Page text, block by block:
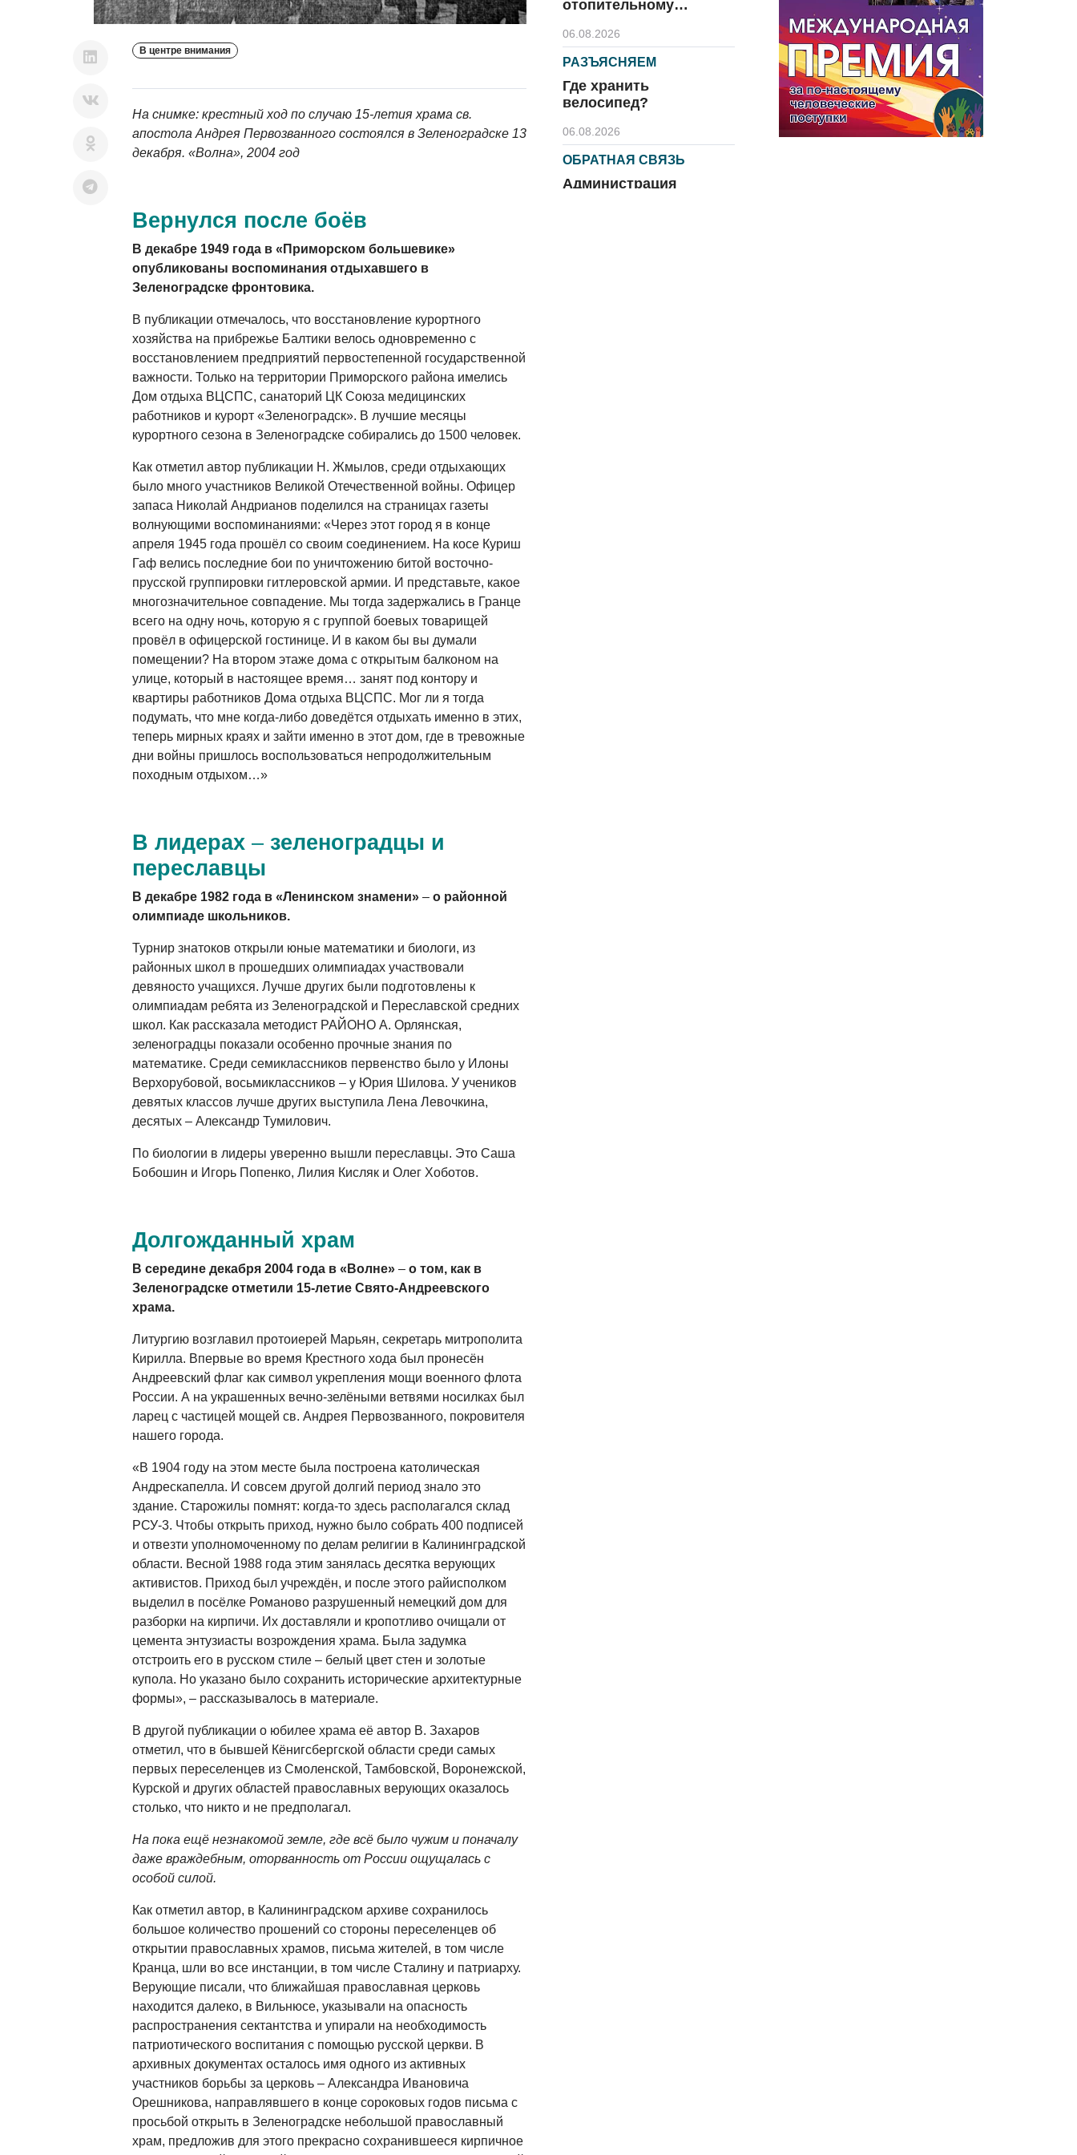
В центре внимания
На снимке: крестный ход по случаю 15-летия храма св.
апостола Андрея Первозванного состоялся в Зеленоградске 13
декабря. «Волна», 2004 год
Вернулся после боёв
В декабре 1949 года в «Приморском большевике»
опубликованы воспоминания отдыхавшего в
Зеленоградске фронтовика.
В публикации отмечалось, что восстановление курортного
хозяйства на прибрежье Балтики велось одновременно с
восстановлением предприятий первостепенной государственной
важности. Только на территории Приморского района имелись
Дом отдыха ВЦСПС, санаторий ЦК Союза медицинских
работников и курорт «Зеленоградск». В лучшие месяцы
курортного сезона в Зеленоградске собирались до 1500 человек.
Как отметил автор публикации Н. Жмылов, среди отдыхающих
было много участников Великой Отечественной войны. Офицер
запаса Николай Андрианов поделился на страницах газеты
волнующими воспоминаниями: «Через этот город я в конце
апреля 1945 года прошёл со своим соединением. На косе Куриш
Гаф велись последние бои по уничтожению битой восточно-
прусской группировки гитлеровской армии. И представьте, какое
многозначительное совпадение. Мы тогда задержались в Гранце
всего на одну ночь, которую я с группой боевых товарищей
провёл в офицерской гостинице. И в каком бы вы думали
помещении? На втором этаже дома с открытым балконом на
улице, который в настоящее время… занят под контору и
квартиры работников Дома отдыха ВЦСПС. Мог ли я тогда
подумать, что мне когда-либо доведётся отдыхать именно в этих,
теперь мирных краях и зайти именно в этот дом, где в тревожные
дни войны пришлось воспользоваться непродолжительным
походным отдыхом…»
В лидерах –зеленоградцы и
переславцы
В декабре 1982 года в «Ленинском знамени» –о районной
олимпиаде школьников.
Турнир знатоков открыли юные математики и биологи, из
районных школ в прошедших олимпиадах участвовали
девяносто учащихся. Лучше других были подготовлены к
олимпиадам ребята из Зеленоградской и Переславской средних
школ. Как рассказала методист РАЙОНО А. Орлянская,
зеленоградцы показали особенно прочные знания по
математике. Среди семиклассников первенство было у Илоны
Верхорубовой, восьмиклассников – у Юрия Шилова. У учеников
девятых классов лучше других выступила Лена Левочкина,
десятых – Александр Тумилович.
По биологии в лидеры уверенно вышли переславцы. Это Саша
Бобошин и Игорь Попенко, Лилия Кисляк и Олег Хоботов.
Долгожданный храм
В середине декабря 2004 года в «Волне» –о том, как в
Зеленоградске отметили 15-летие Свято-Андреевского
храма.
Литургию возглавил протоиерей Марьян, секретарь митрополита
Кирилла. Впервые во время Крестного хода был пронесён
Андреевский флаг как символ укрепления мощи военного флота
России. А на украшенных вечно-зелёными ветвями носилках был
ларец с частицей мощей св. Андрея Первозванного, покровителя
нашего города.
«В 1904 году на этом месте была построена католическая
Андрескапелла. И совсем другой долгий период знало это
здание. Старожилы помнят: когда-то здесь располагался склад
РСУ-3. Чтобы открыть приход, нужно было собрать 400 подписей
и отвезти уполномоченному по делам религии в Калининградской
области. Весной 1988 года этим занялась десятка верующих
активистов. Приход был учреждён, и после этого райисполком
выделил в посёлке Романово разрушенный немецкий дом для
разборки на кирпичи. Их доставляли и кропотливо очищали от
цемента энтузиасты возрождения храма. Была задумка
отстроить его в русском стиле – белый цвет стен и золотые
купола. Но указано было сохранить исторические архитектурные
формы», – рассказывалось в материале.
В другой публикации о юбилее храма её автор В. Захаров
отметил, что в бывшей Кёнигсбергской области среди самых
первых переселенцев из Смоленской, Тамбовской, Воронежской,
Курской и других областей православных верующих оказалось
столько, что никто и не предполагал.
На пока ещё незнакомой земле, где всё было чужим и поначалу
даже враждебным, оторванность от России ощущалась с
особой силой.
Как отметил автор, в Калининградском архиве сохранилось
большое количество прошений со стороны переселенцев об
открытии православных храмов, письма жителей, в том числе
Кранца, шли во все инстанции, в том числе Сталину и патриарху.
Верующие писали, что ближайшая православная церковь
находится далеко, в Вильнюсе, указывали на опасность
распространения сектантства и упирали на необходимость
патриотического воспитания с помощью русской церкви. В
архивных документах осталось имя одного из активных
участников борьбы за церковь – Александра Ивановича
Орешникова, направлявшего в конце сороковых годов письма с
просьбой открыть в Зеленоградске небольшой православный
храм, предложив для этого прекрасно сохранившееся кирпичное
отопительному
06.08.2026
РАЗЪЯСНЯЕМ
Где хранить
велосипед?
06.08.2026
ОБРАТНАЯ СВЯЗЬ
Администрация